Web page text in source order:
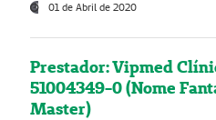
01 de Abril de 2020
Prestador: Vipmed
51004349-0 (Nome
Master)